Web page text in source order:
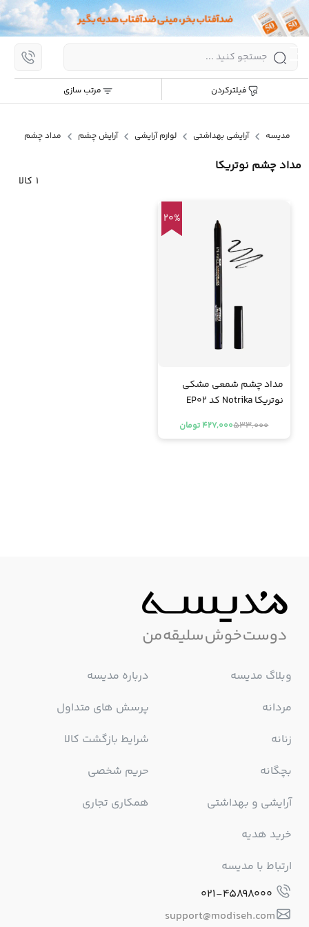
فیلترکردن مرتب سازی
پرش
مدیسه آرایشی بهداشتی لوازم آرایشی آرایش چشم مداد چشم
مداد چشم نوتریکا
مرتب سازی:
جدیدترین ارزان ترین گران ترین
1 کالا
20%
مداد چشم شمعی مشکی
نوتریکا Notrika کد EP02
533,000427,000 تومان
وبلاگ مدیسه
مردانه
زنانه
بچگانه
آرایشی و بهداشتی
خرید هدیه
درباره مدیسه
پرسش های متداول
شرایط بازگشت کالا
حریم شخصی
همکاری تجاری
ارتباط با مدیسه
021-45898000
support@modiseh.com